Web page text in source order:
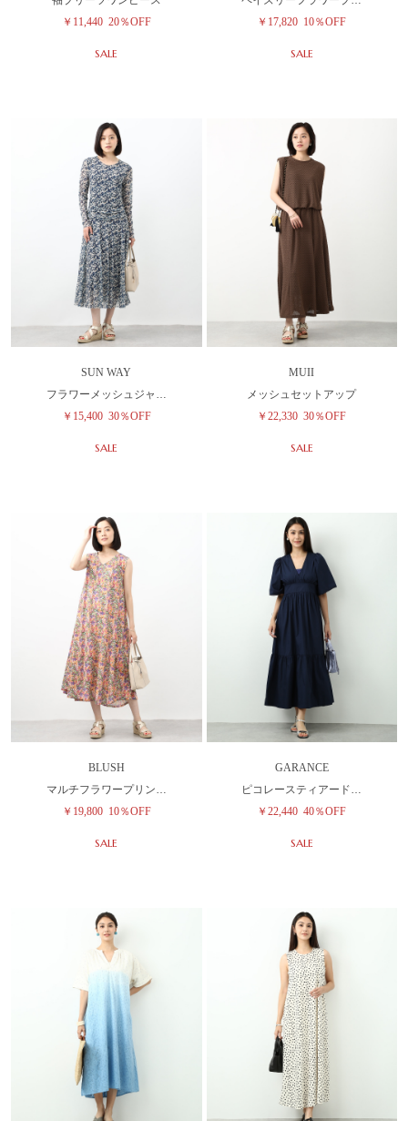
￥11,440 20％OFF
SALE
￥17,820 10％OFF
SALE
SUN WAY
フラワーメッシュジャ…
￥15,400 30％OFF
SALE
MUII
メッシュセットアップ
￥22,330 30％OFF
SALE
BLUSH
マルチフラワープリン…
￥19,800 10％OFF
SALE
GARANCE
ピコレースティアード…
￥22,440 40％OFF
SALE